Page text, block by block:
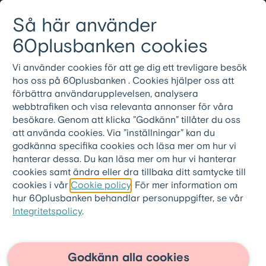
Så här använder
60plusbanken cookies
Vi använder cookies för att ge dig ett trevligare besök
hos oss på 60plusbanken . Cookies hjälper oss att
förbättra användarupplevelsen, analysera
webbtrafiken och visa relevanta annonser för våra
besökare. Genom att klicka ”Godkänn” tillåter du oss
att använda cookies. Via ”inställningar” kan du
godkänna specifika cookies och läsa mer om hur vi
hanterar dessa. Du kan läsa mer om hur vi hanterar
cookies samt ändra eller dra tillbaka ditt samtycke till
cookies i vår Cookie policy . För mer information om
hur 60plusbanken behandlar personuppgifter, se vår
Integritetspolicy.
Godkänn alla cookies
Meny
08-501 01 200
60plusbanken.se
Tips på julklappar i